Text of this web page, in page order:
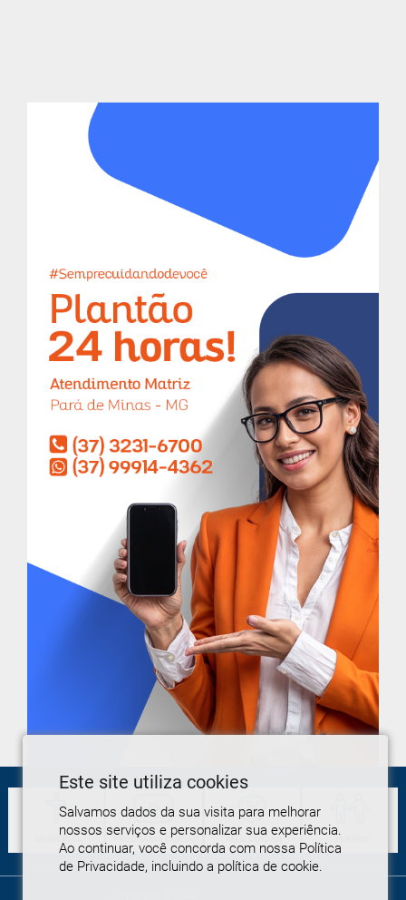
Este site utiliza cookies
Salvamos dados da sua visita para melhorar
nossos serviços e personalizar sua experiência.
Ao continuar, você concorda com nossa Política
de Privacidade, incluindo a política de cookie.
PROGRAMA CUIDAR